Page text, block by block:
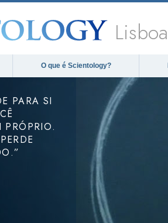
Lisboa
O que é Scientology?
PARA SI
PRÓPRIO.